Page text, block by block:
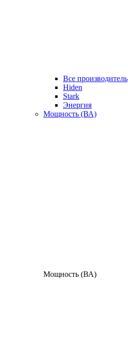
Все производитель
Hiden
Stark
Энергия
Мощность (ВА)
Мощность (ВА)